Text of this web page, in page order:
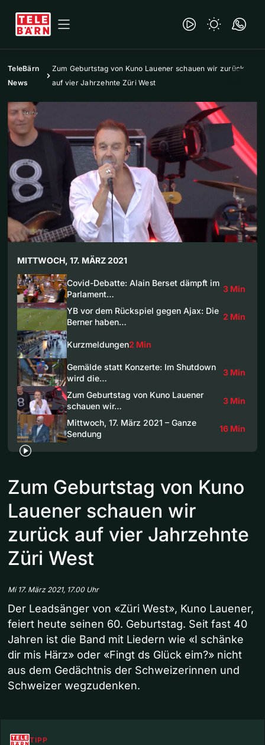
TeleBärn
News
Zum Geburtstag von Kuno Lauener schauen wir zurück
auf vier Jahrzehnte Züri West
MITTWOCH, 17. MÄRZ 2021
Covid-Debatte: Alain Berset dämpft im
Parlament…
3 Min
YB vor dem Rückspiel gegen Ajax: Die
Berner haben…
2 Min
Kurzmeldungen2 Min
Gemälde statt Konzerte: Im Shutdown
wird die…
3 Min
Zum Geburtstag von Kuno Lauener
schauen wir…
3 Min
Mittwoch, 17. März 2021 – Ganze
Sendung
16 Min
Zum Geburtstag von Kuno
Lauener schauen wir
zurück auf vier Jahrzehnte
Züri West
Mi 17. März 2021, 17.00 Uhr
Der Leadsänger von «Züri West», Kuno Lauener,
feiert heute seinen 60. Geburtstag. Seit fast 40
Jahren ist die Band mit Liedern wie «I schänke
dir mis Härz» oder «Fingt ds Glück eim?» nicht
aus dem Gedächtnis der Schweizerinnen und
Schweizer wegzudenken.
TIPP